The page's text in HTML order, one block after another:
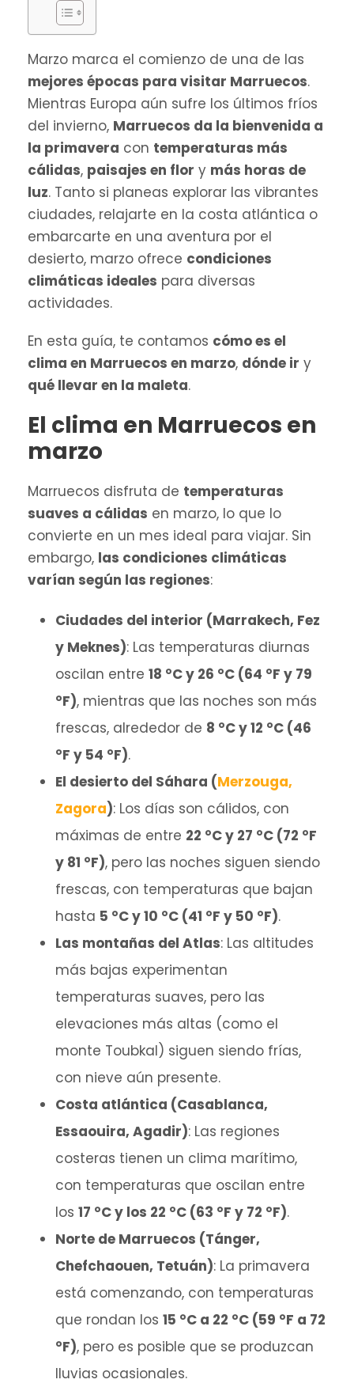
Marzo marca el comienzo de una de las
mejores épocas para visitar Marruecos.
Mientras Europa aún sufre los últimos fríos
del invierno, Marruecos da la bienvenida a
la primavera con temperaturas más
cálidas, paisajes en flor y más horas de
luz. Tanto si planeas explorar las vibrantes
ciudades, relajarte en la costa atlántica o
embarcarte en una aventura por el
desierto, marzo ofrece condiciones
climáticas ideales para diversas
actividades.
En esta guía, te contamos cómo es el
clima en Marruecos en marzo, dónde ir y
qué llevar en la maleta.
El clima en Marruecos en
marzo
Marruecos disfruta de temperaturas
suaves a cálidas en marzo, lo que lo
convierte en un mes ideal para viajar. Sin
embargo, las condiciones climáticas
varían según las regiones:
Ciudades del interior (Marrakech, Fez
y Meknes): Las temperaturas diurnas
oscilan entre 18 °C y 26 °C (64 °F y 79
°F), mientras que las noches son más
frescas, alrededor de 8 °C y 12 °C (46
°F y 54 °F).
El desierto del Sáhara (Merzouga,
Zagora): Los días son cálidos, con
máximas de entre 22 °C y 27 °C (72 °F
y 81 °F), pero las noches siguen siendo
frescas, con temperaturas que bajan
hasta 5 °C y 10 °C (41 °F y 50 °F).
Las montañas del Atlas: Las altitudes
más bajas experimentan
temperaturas suaves, pero las
elevaciones más altas (como el
monte Toubkal) siguen siendo frías,
con nieve aún presente.
Costa atlántica (Casablanca,
Essaouira, Agadir): Las regiones
costeras tienen un clima marítimo,
con temperaturas que oscilan entre
los 17 °C y los 22 °C (63 °F y 72 °F).
Norte de Marruecos (Tánger,
Chefchaouen, Tetuán): La primavera
está comenzando, con temperaturas
que rondan los 15 °C a 22 °C (59 °F a 72
°F), pero es posible que se produzcan
lluvias ocasionales.